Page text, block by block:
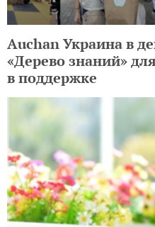
Auchan Украина в
«Дерево знаний»
в поддержке